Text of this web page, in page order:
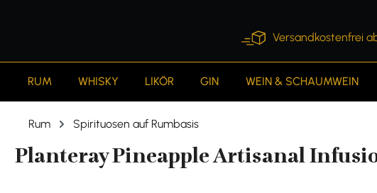
Versandkostenfrei
RUM WHISKY LIKÖR GIN WEIN & SCHAUMWEIN
Rum Spirituosen auf Rumbasis
Planteray Pineapple Artisanal